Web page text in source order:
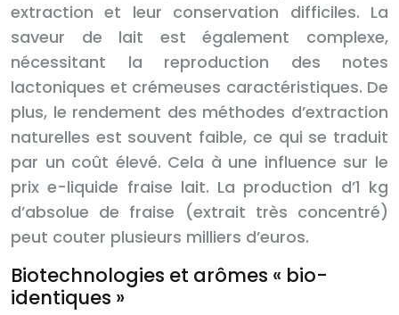
extraction et leur conservation difficiles. La
saveur de lait est également complexe,
nécessitant la reproduction des notes
lactoniques et crémeuses caractéristiques. De
plus, le rendement des méthodes d’extraction
naturelles est souvent faible, ce qui se traduit
par un coût élevé. Cela à une influence sur le
prix e-liquide fraise lait. La production d’1 kg
d’absolue de fraise (extrait très concentré)
peut couter plusieurs milliers d’euros.
Biotechnologies et arômes « bio-
identiques »